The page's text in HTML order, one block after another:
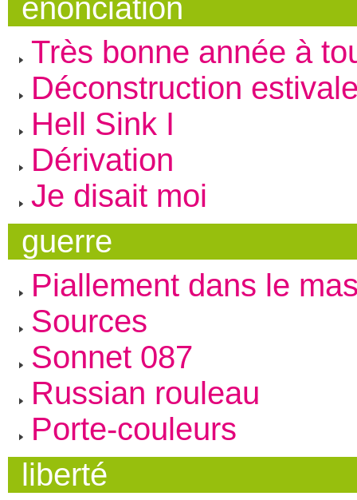
énonciation
Très bonne année à
Déconstruction
Hell Sink I
Dérivation
Je disait moi
guerre
Piallement dans le
Sources
Sonnet 087
Russian rouleau
Porte-couleurs
liberté